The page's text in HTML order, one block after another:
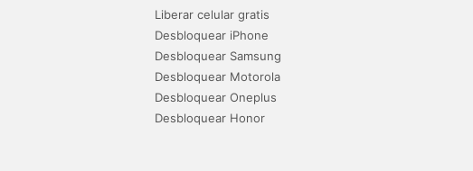
Liberar celular gratis
Desbloquear iPhone
Desbloquear Samsung
Desbloquear Motorola
Desbloquear Oneplus
Desbloquear Honor